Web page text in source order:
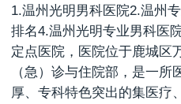
1.温州光明男科医院2.温州
排名4.温州光明专业男科医
定点医院，医院位于鹿城区
（急）诊与住院部，是一
厚、专科特色突出的集医疗